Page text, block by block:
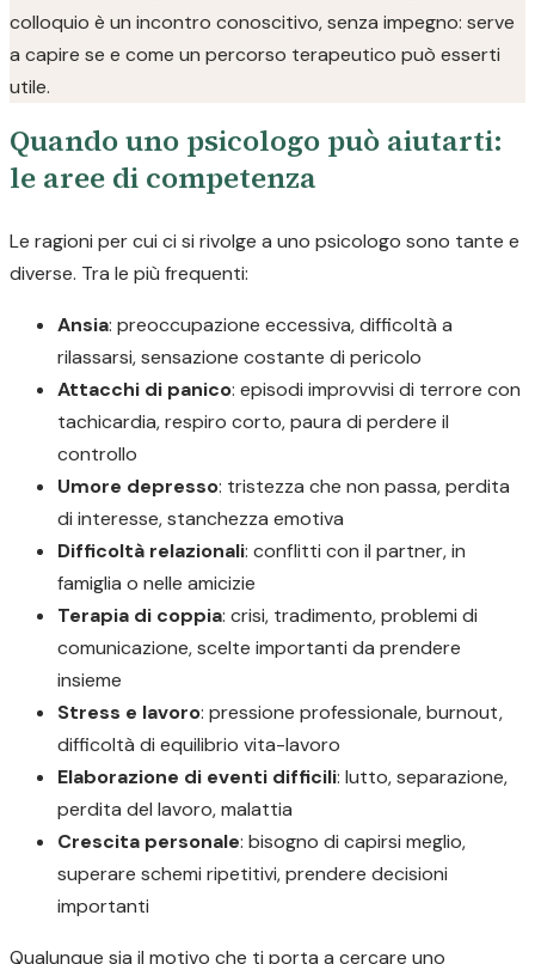
colloquio è un incontro conoscitivo, senza impegno: serve
a capire se e come un percorso terapeutico può esserti
utile.
Quando uno psicologo può aiutarti:
le aree di competenza
Le ragioni per cui ci si rivolge a uno psicologo sono tante e
diverse. Tra le più frequenti:
Ansia: preoccupazione eccessiva, difficoltà a
rilassarsi, sensazione costante di pericolo
Attacchi di panico: episodi improvvisi di terrore con
tachicardia, respiro corto, paura di perdere il
controllo
Umore depresso: tristezza che non passa, perdita
di interesse, stanchezza emotiva
Difficoltà relazionali: conflitti con il partner, in
famiglia o nelle amicizie
Terapia di coppia: crisi, tradimento, problemi di
comunicazione, scelte importanti da prendere
insieme
Stress e lavoro: pressione professionale, burnout,
difficoltà di equilibrio vita-lavoro
Elaborazione di eventi difficili: lutto, separazione,
perdita del lavoro, malattia
Crescita personale: bisogno di capirsi meglio,
superare schemi ripetitivi, prendere decisioni
importanti
Qualunque sia il motivo che ti porta a cercare uno